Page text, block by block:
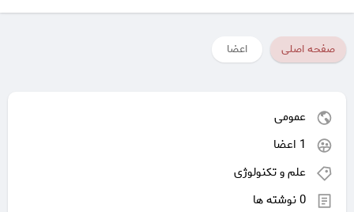
صفحه اصلی اعضا
عمومی
1 اعضا
علم و تکنولوژی
0 نوشته ها